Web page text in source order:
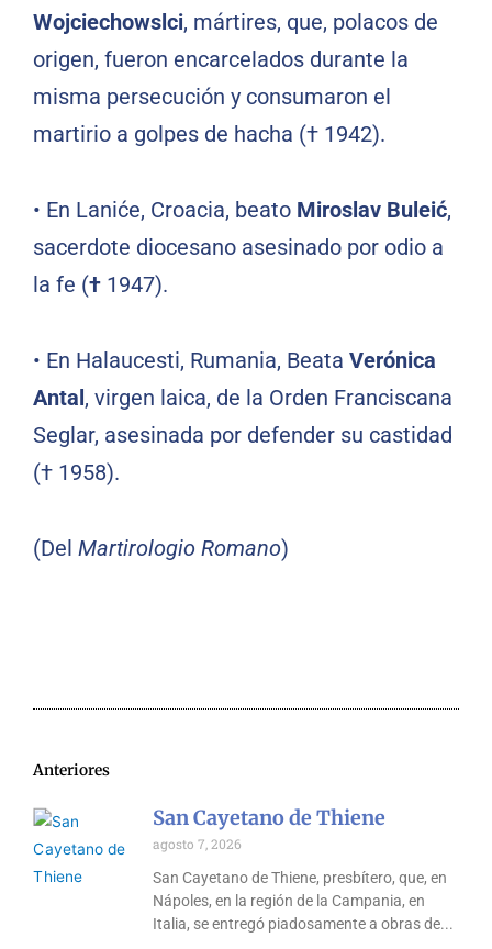
Wojciechowslci, mártires, que, polacos de
origen, fueron encarcelados durante la
misma persecución y consumaron el
martirio a golpes de hacha († 1942).
• En Laniće, Croacia, beato Miroslav Buleić,
sacerdote diocesano asesinado por odio a
la fe († 1947).
• En Halaucesti, Rumania, Beata Verónica
Antal, virgen laica, de la Orden Franciscana
Seglar, asesinada por defender su castidad
(† 1958).
(Del Martirologio Romano)
Anteriores
San Cayetano de Thiene
agosto 7, 2026
San Cayetano de Thiene, presbítero, que, en
Nápoles, en la región de la Campania, en
Italia, se entregó piadosamente a obras de